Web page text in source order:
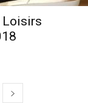
Loisirs